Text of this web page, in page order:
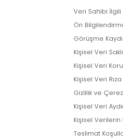
Veri Sahibi İlgili
Ön
Görüşme
Kişisel Veri
Kişisel Veri
Kişisel Veri
Gizlilik ve Çerez
Kişisel Veri
Kişisel Verilerin
Teslimat